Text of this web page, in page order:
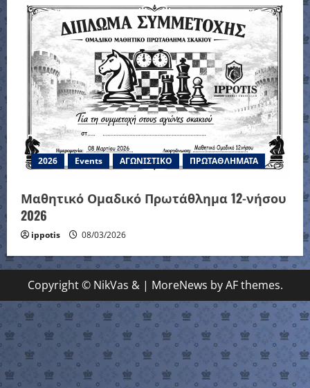
2026 Events ΑΓΩΝΙΣΤΙΚΟ ΠΡΩΤΑΘΛΗΜΑΤΑ
Μαθητικό Ομαδικό Πρωτάθλημα 12-νήσου
2026
ippotis 08/03/2026
Copyright © NikVas & | MoreNews by AF themes.